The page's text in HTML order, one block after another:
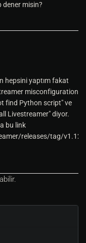
dener misin?
hepsini yaptım fakat
misconfiguration
find Python script" ve
Livestreamer" diyor.
bu link
releases/tag/